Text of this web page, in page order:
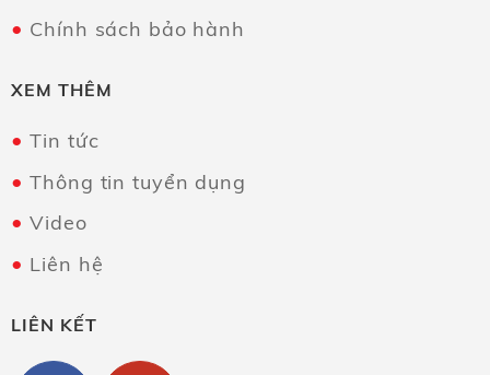
Chính sách bảo hành
XEM THÊM
Tin tức
Thông tin tuyển dụng
Video
Liên hệ
LIÊN KẾT